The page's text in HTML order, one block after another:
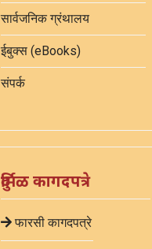
सार्वजनिक ग्रंथालय
ईबुक्स (eBooks)
संपर्क
दुर्मिळ कागदपत्रे
फारसी कागदपत्रे